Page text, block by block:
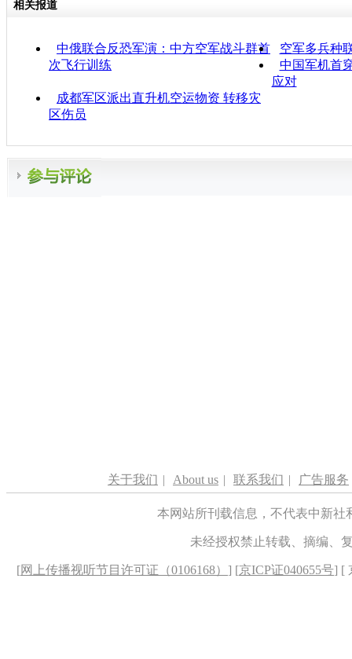
相关报道
中俄联合反恐军演：中方空军战斗群首
次飞行训练
空军多兵种
中国军机首
应对
成都军区派出直升机空运物资 转移灾
区伤员
关于我们 | About us | 联系我们 | 广告服务
本网站所刊载信息，不代表中新
未经授权禁止转载、摘编、
[网上传播视听节目许可证（0106168） ] [京ICP证040655号] [